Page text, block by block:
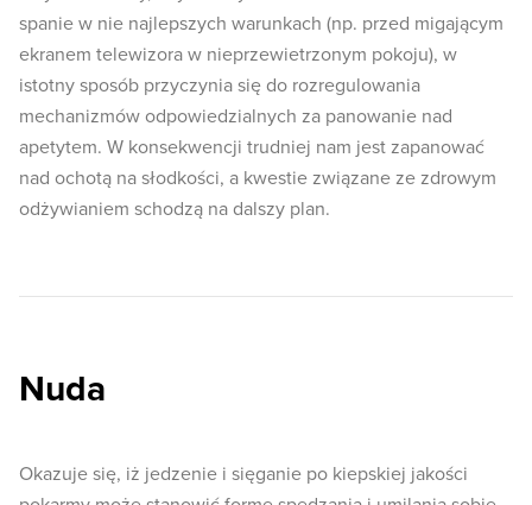
spanie w nie najlepszych warunkach (np. przed migającym
ekranem telewizora w nieprzewietrzonym pokoju), w
istotny sposób przyczynia się do rozregulowania
mechanizmów odpowiedzialnych za panowanie nad
apetytem. W konsekwencji trudniej nam jest zapanować
nad ochotą na słodkości, a kwestie związane ze zdrowym
odżywianiem schodzą na dalszy plan.
Nuda
Okazuje się, iż jedzenie i sięganie po kiepskiej jakości